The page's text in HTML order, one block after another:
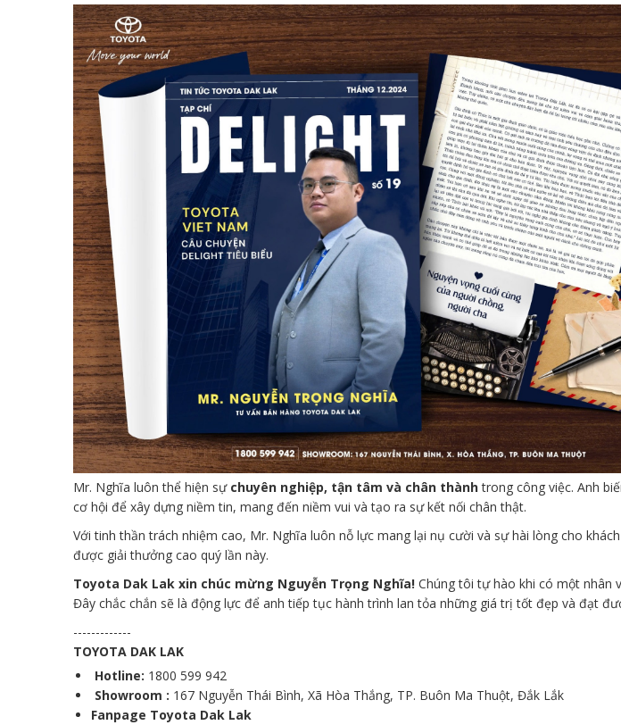
Mr. Nghĩa luôn thể hiện sự chuyên nghiệp, tận tâm và chân thànhtrong công việc. Anh
cơ hội để xây dựng niềm tin, mang đến niềm vui và tạo ra sự kết nối chân thật.
Với tinh thần trách nhiệm cao, Mr. Nghĩa luôn nỗ lực mang lại nụ cười và sự hài lòng cho
được giải thưởng cao quý lần này.
Toyota Dak Lak xin chúc mừng Nguyễn Trọng Nghĩa! Chúng tôi tự hào khi có một nhân
Đây chắc chắn sẽ là động lực để anh tiếp tục hành trình lan tỏa những giá trị tốt đẹp và đạt
-------------
TOYOTA DAK LAK
Hotline: 1800 599 942
Showroom : 167 Nguyễn Thái Bình, Xã Hòa Thắng, TP. Buôn Ma Thuột, Đắk Lắk
Fanpage Toyota Dak Lak